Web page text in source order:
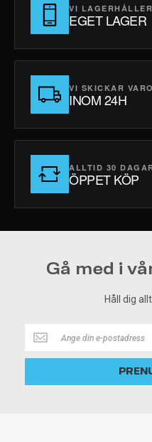
VI
EGET LAGER
VI SKICKAR
INOM 24H
ALLTID 30
ÖPPET KÖP
Gå med i
Håll dig
Håll
dig
alltid